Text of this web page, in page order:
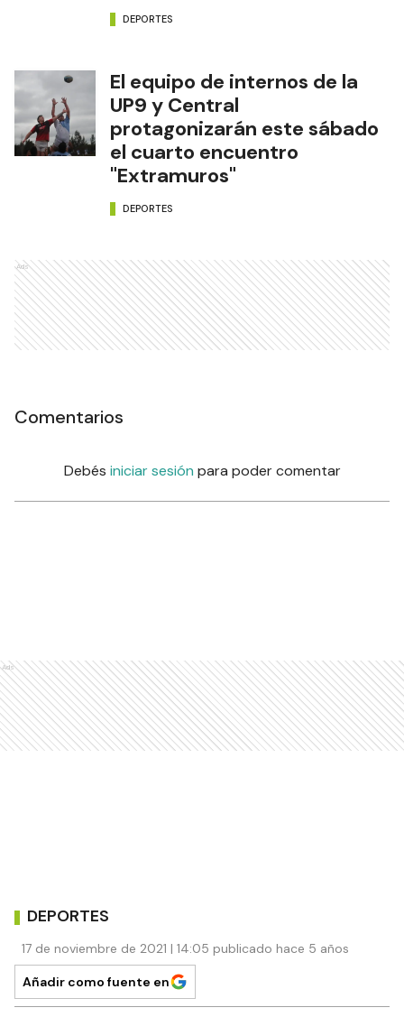
DEPORTES
El equipo de internos de la
UP9 y Central
protagonizarán este sábado
el cuarto encuentro
"Extramuros"
DEPORTES
Ads
Comentarios
Debés iniciar sesión para poder comentar
Ads
DEPORTES
17 de noviembre de 2021 | 14:05 publicado hace 5 años
Añadir como fuente en